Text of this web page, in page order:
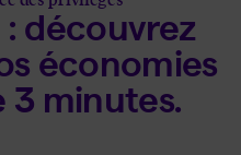
découvrez
économies
3 minutes.